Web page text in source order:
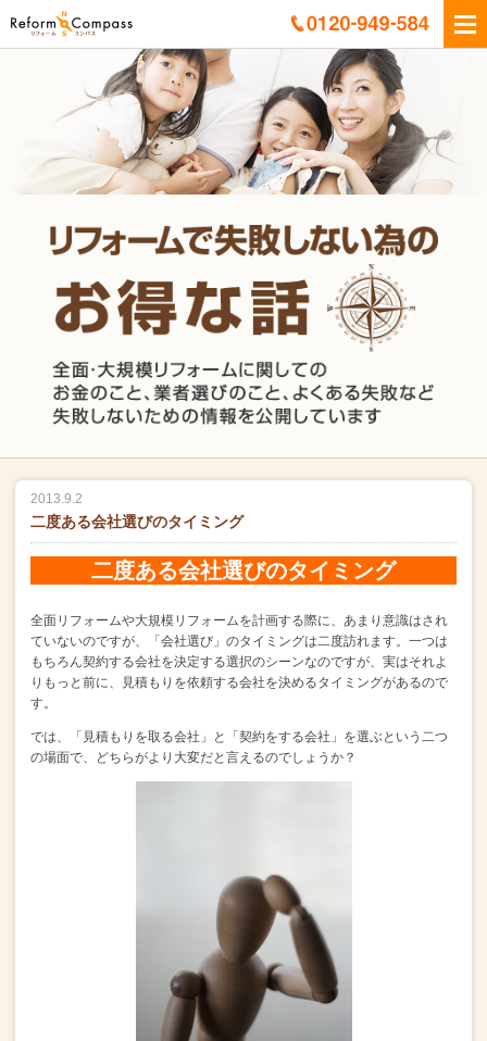
2013.9.2
二度ある会社選びのタイミング
二度ある会社選びのタイミング
全面リフォームや大規模リフォームを計画する際に、 あまり意識はされ
ていないのですが、「会社選び」のタイミングは二度訪れます。 一つは
もちろん契約する会社を決定する選択のシーンなのですが、 実はそれよ
りもっと前に、見積もりを依頼する会社を決めるタイミングがあるので
す。
では、「見積もりを取る会社」と「契約をする会社」を選ぶという二つ
の場面で、
どちらがより大変だと言えるのでしょうか？